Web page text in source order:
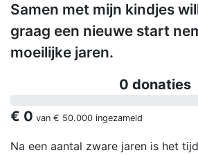
Samen met mijn kindjes
graag een nieuwe start
moeilijke jaren.
0 donaties
€ 0 van € 50.000 ingezameld
Na een aantal zware jaren is het